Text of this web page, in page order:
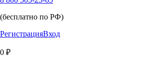
(бесплатно по РФ)
РегистрацияВход
0 ₽